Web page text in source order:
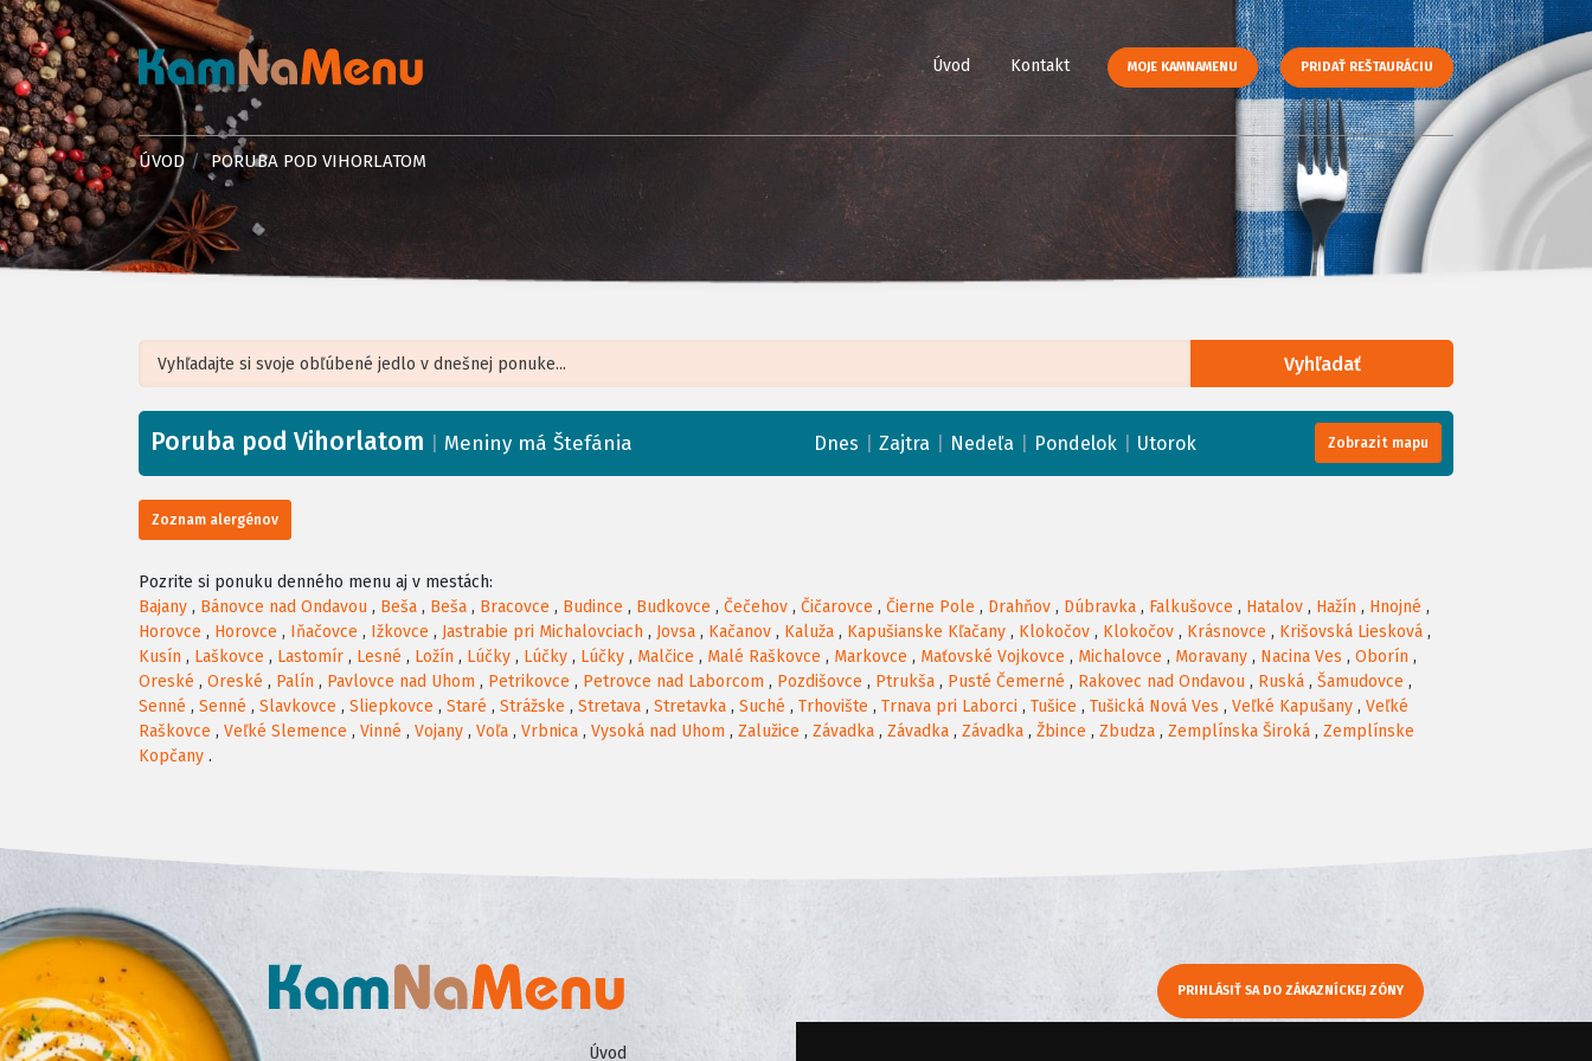
Úvod Kontakt MOJE KAMNAMENU PRIDAŤ REŠTAURÁCIU
ÚVOD PORUBA POD VIHORLATOM
Vyhľadať
+
−
Poruba pod Vihorlatom Meniny má Štefánia Dnes Zajtra Nedeľa Pondelok Utorok Zobrazit mapu
Zoznam alergénov
Pozrite si ponuku denného menu aj v mestách:
Bajany , Bánovce nad Ondavou , Beša , Beša , Bracovce , Budince , Budkovce , Čečehov , Čičarovce , Čierne Pole , Drahňov , Dúbravka , Falkušovce , Hatalov , Hažín , Hnojné ,
Horovce , Horovce , Iňačovce , Ižkovce , Jastrabie pri Michalovciach , Jovsa , Kačanov , Kaluža , Kapušianske Kľačany , Klokočov , Klokočov , Krásnovce , Krišovská Liesková ,
Kusín , Laškovce , Lastomír , Lesné , Ložín , Lúčky , Lúčky , Lúčky , Malčice , Malé Raškovce , Markovce , Maťovské Vojkovce , Michalovce , Moravany , Nacina Ves , Oborín ,
Oreské , Oreské , Palín , Pavlovce nad Uhom , Petrikovce , Petrovce nad Laborcom , Pozdišovce , Ptrukša , Pusté Čemerné , Rakovec nad Ondavou , Ruská , Šamudovce ,
Senné , Senné , Slavkovce , Sliepkovce , Staré , Strážske , Stretava , Stretavka , Suché , Trhovište , Trnava pri Laborci , Tušice , Tušická Nová Ves , Veľké Kapušany , Veľké
Raškovce , Veľké Slemence , Vinné , Vojany , Voľa , Vrbnica , Vysoká nad Uhom , Zalužice , Závadka , Závadka , Závadka , Žbince , Zbudza , Zemplínska Široká , Zemplínske
Kopčany .
PRIHLÁSIŤ SA DO ZÁKAZNÍCKEJ ZÓNY
Úvod